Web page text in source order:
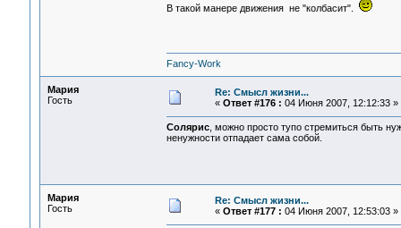
В такой манере движения не "колбасит".
Fancy-Work
Мария
Гость
Re: Смысл жизни...
« Ответ #176 : 04 Июня 2007, 12:12:33 »
Солярис, можно просто тупо стремиться быть
ненужности отпадает сама собой.
Мария
Гость
Re: Смысл жизни...
« Ответ #177 : 04 Июня 2007, 12:53:03 »